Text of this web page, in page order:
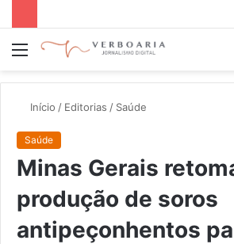
Menu
Início / Editorias / Saúde
Saúde
Minas Gerais
produção de soros
antipeçonhentos